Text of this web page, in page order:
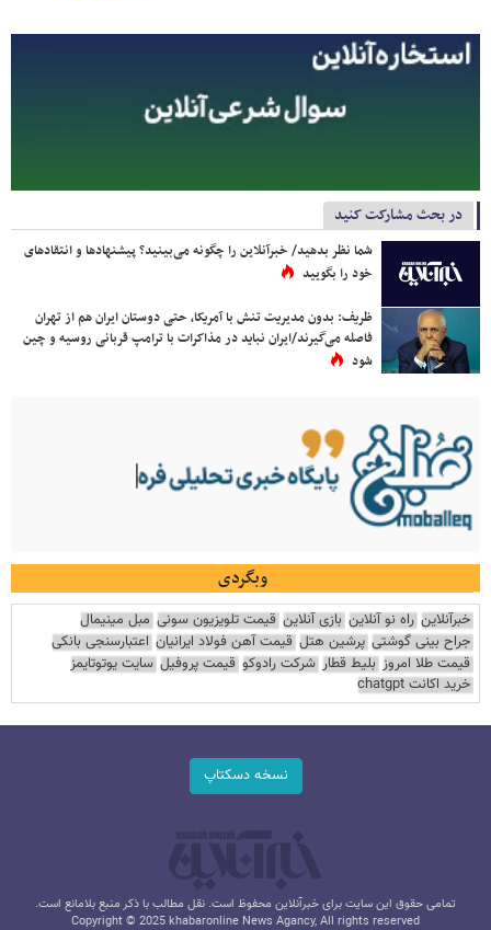
در بحث مشارکت کنید
شما نظر بدهید/ خبرآنلاین را چگونه می‌بینید؟ پیشنهادها و انتقادهای
خود را بگویید
ظریف: بدون مدیریت تنش با آمریکا، حتی دوستان ایران هم از تهران
فاصله می‌گیرند/ایران نباید در مذاکرات با ترامپ قربانی روسیه و چین
شود
وبگردی
خبرآنلاین راه نو آنلاین بازی آنلاین قیمت تلویزیون سونی مبل مینیمال
جراح بینی گوشتی پرشین هتل قیمت آهن فولاد ایرانیان اعتبارسنجی بانکی
قیمت طلا امروز بلیط قطار شرکت رادوکو قیمت پروفیل سایت یوتوتایمز
خرید اکانت chatgpt
نسخه دسکتاپ
تمامی حقوق این سایت برای خبرآنلاین محفوظ است. نقل مطالب با ذکر منبع بلامانع است.
Copyright © 2025 khabaronline News Agancy, All rights reserved